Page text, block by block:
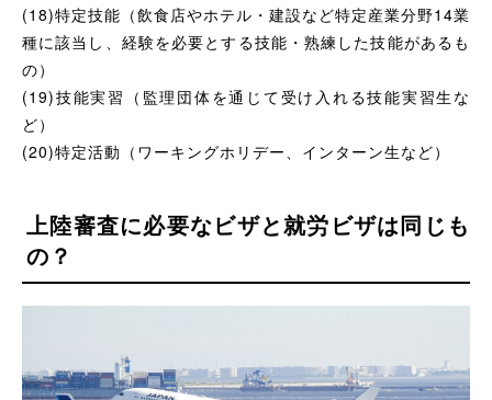
(18)特定技能（飲食店やホテル・建設など特定産業分野14業
種に該当し、経験を必要とする技能・熟練した技能があるも
の）
(19)技能実習（監理団体を通じて受け入れる技能実習生な
ど）
(20)特定活動（ワーキングホリデー、インターン生など）
上陸審査に必要なビザと就労ビザは同じも
の？